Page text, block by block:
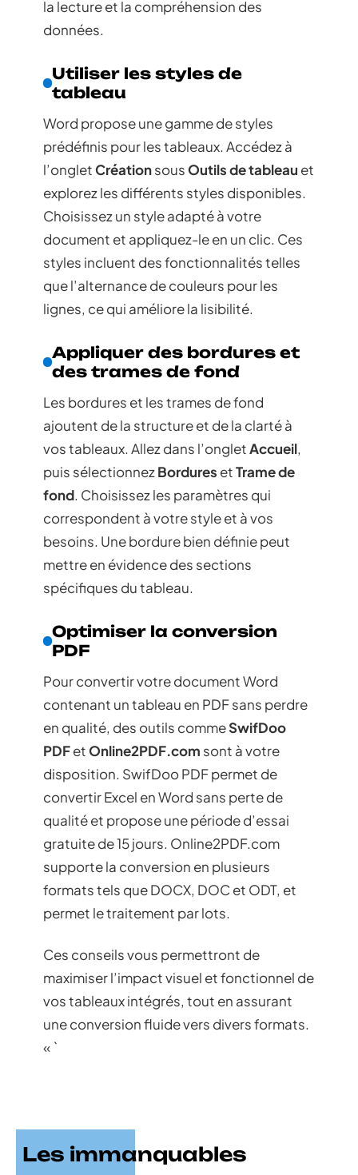
la lecture et la compréhension des
données.
Utiliser les styles de
tableau
Word propose une gamme de styles
prédéfinis pour les tableaux. Accédez à
l’ongletCréationsousOutils de tableau et
explorez les différents styles disponibles.
Choisissez un style adapté à votre
document et appliquez-le en un clic. Ces
styles incluent des fonctionnalités telles
que l’alternance de couleurs pour les
lignes, ce qui améliore la lisibilité.
Appliquer des bordures et
des trames de fond
Les bordures et les trames de fond
ajoutent de la structure et de la clarté à
vos tableaux. Allez dans l’ongletAccueil,
puis sélectionnezBordures etTrame de
fond. Choisissez les paramètres qui
correspondent à votre style et à vos
besoins. Une bordure bien définie peut
mettre en évidence des sections
spécifiques du tableau.
Optimiser la conversion
PDF
Pour convertir votre document Word
contenant un tableau en PDF sans perdre
en qualité, des outils commeSwifDoo
PDFetOnline2PDF.com sont à votre
disposition. SwifDoo PDF permet de
convertir Excel en Word sans perte de
qualité et propose une période d’essai
gratuite de 15 jours. Online2PDF.com
supporte la conversion en plusieurs
formats tels que DOCX, DOC et ODT, et
permet le traitement par lots.
Ces conseils vous permettront de
maximiser l’impact visuel et fonctionnel de
vos tableaux intégrés, tout en assurant
une conversion fluide vers divers formats.
« `
Les immanquables